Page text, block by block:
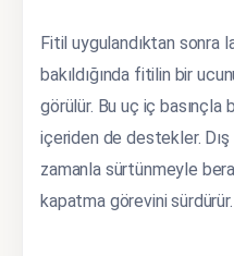
Fitil uygulandıktan sonra
bakıldığında fitilin bir
görülür. Bu uç iç
içeriden de destekler.
zamanla sürtünmeyle
kapatma görevini sürdürür.